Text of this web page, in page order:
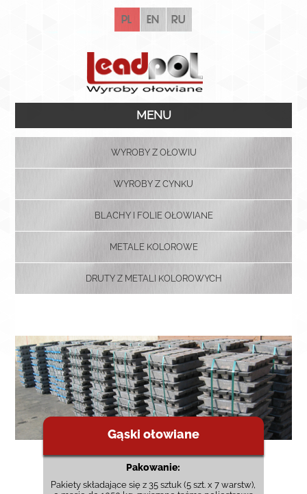
pl en ru
MENU
WYROBY Z OŁOWIU
WYROBY Z CYNKU
BLACHY I FOLIE OŁOWIANE
METALE KOLOROWE
DRUTY Z METALI KOLOROWYCH
Gąski ołowiane
Pakowanie:
Pakiety składające się z 35 sztuk (5 szt. x 7 warstw),